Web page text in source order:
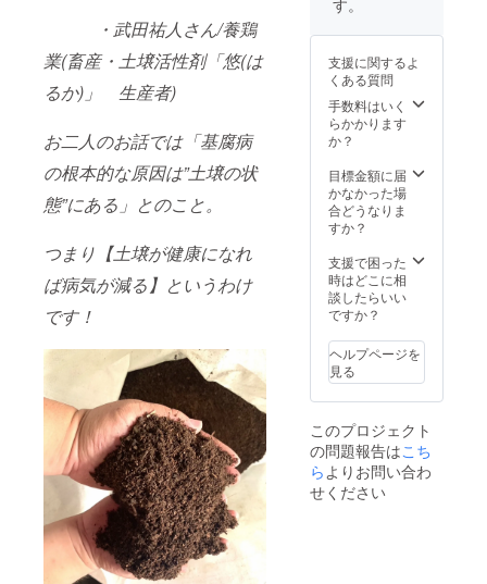
・武田祐人さん/養鶏
業(畜産・土壌活性剤「悠(は
るか)」 生産者)
お二人のお話では「基腐病
の根本的な原因は”土壌の状
態”にある」とのこと。
つまり【土壌が健康になれ
ば病気が減る】というわけ
です！
自負担
となっ
ており
ます。
畑で野
てま
す。野
菜の成
長の様
子は定
オー
ナー様
へお伝
えする
親子で
野菜の
成長を
楽しむ
できま
す！ あ
なたの
畑で採
菜はも
ちろん
すべて
お届け
いたし
支援に関するよ
くある質問
手数料はいく
らかかります
か？
目標金額に届
かなかった場
合どうなりま
すか？
支援で困った
時はどこに相
談したらいい
ですか？
ヘルプページを
見る
このプロジェクト
の問題報告はこち
ら よりお問い合わ
せください